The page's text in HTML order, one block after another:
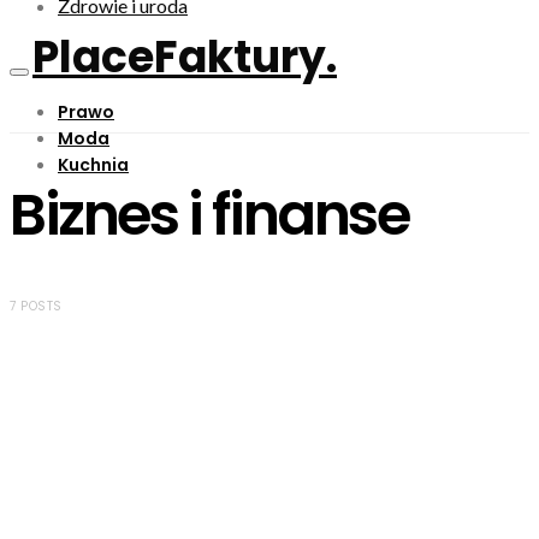
Zdrowie i uroda
PlaceFaktury.
Prawo
Moda
Kuchnia
Biznes i finanse
7 POSTS